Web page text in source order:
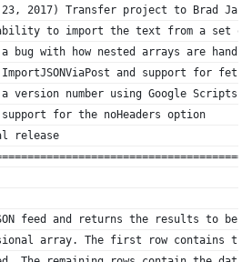
2017) Transfer project to Brad
to import the text from a set
bug with how nested arrays are
and support for
version number using Google Scripts
for the noHeaders option
release
feed and returns the results to be
array. The first row contains